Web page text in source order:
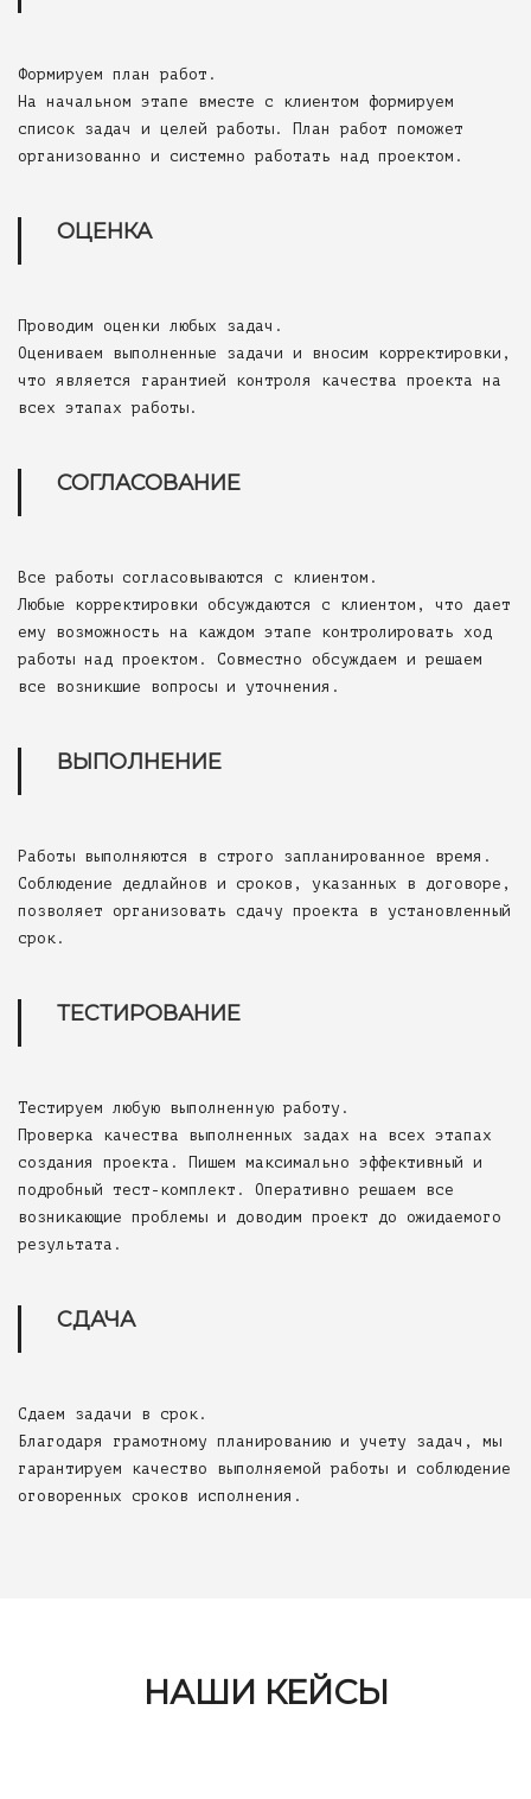
Формируем план работ.
На начальном этапе вместе с клиентом формируем
список задач и целей работы. План работ поможет
организованно и системно работать над проектом.
ОЦЕНКА
Проводим оценки любых задач.
Оцениваем выполненные задачи и вносим корректировки,
что является гарантией контроля качества проекта на
всех этапах работы.
СОГЛАСОВАНИЕ
Все работы согласовываются с клиентом.
Любые корректировки обсуждаются с клиентом, что дает
ему возможность на каждом этапе контролировать ход
работы над проектом. Совместно обсуждаем и решаем
все возникшие вопросы и уточнения.
ВЫПОЛНЕНИЕ
Работы выполняются в строго запланированное время.
Соблюдение дедлайнов и сроков, указанных в договоре,
позволяет организовать сдачу проекта в установленный
срок.
ТЕСТИРОВАНИЕ
Тестируем любую выполненную работу.
Проверка качества выполненных задах на всех этапах
создания проекта. Пишем максимально эффективный и
подробный тест-комплект. Оперативно решаем все
возникающие проблемы и доводим проект до ожидаемого
результата.
СДАЧА
Сдаем задачи в срок.
Благодаря грамотному планированию и учету задач, мы
гарантируем качество выполняемой работы и соблюдение
оговоренных сроков исполнения.
НАШИ КЕЙСЫ